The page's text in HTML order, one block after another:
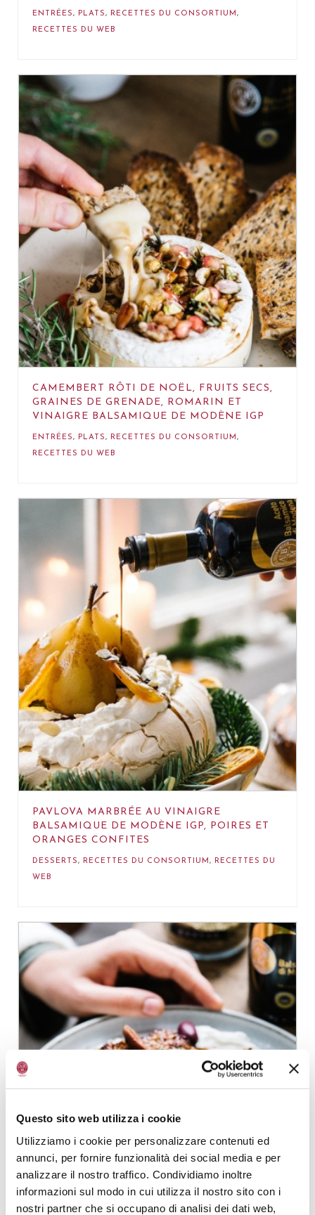
Questo sito web utilizza i cookie
Utilizziamo i cookie per personalizzare contenuti ed
annunci, per fornire funzionalità dei social media e per
analizzare il nostro traffico. Condividiamo inoltre
informazioni sul modo in cui utilizza il nostro sito con i
nostri partner che si occupano di analisi dei dati web,
ENTRÉES, PLATS, RECETTES DU CONSORTIUM ,
RECETTES DU WEB
CAMEMBERT RÔTI DE NOËL, FRUITS SECS,
GRAINES DE GRENADE, ROMARIN ET
VINAIGRE BALSAMIQUE DE MODÈNE IGP
ENTRÉES, PLATS, RECETTES DU CONSORTIUM ,
RECETTES DU WEB
PAVLOVA MARBRÉE AU VINAIGRE
BALSAMIQUE DE MODÈNE IGP, POIRES ET
ORANGES CONFITES
DESSERTS, RECETTES DU CONSORTIUM , RECETTES DU
WEB